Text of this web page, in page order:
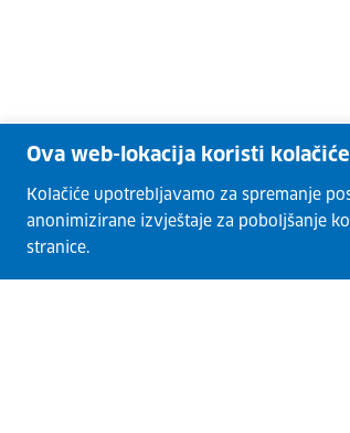
Ova web-lokacija koristi kolačiće
Kolačiće upotrebljavamo za spremanje
anonimizirane izvještaje za poboljšanje
stranice.